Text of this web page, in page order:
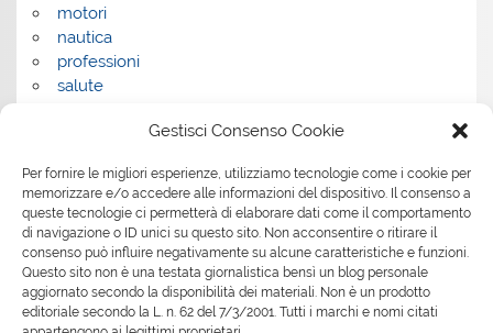
Gestisci Consenso Cookie
Per fornire le migliori esperienze, utilizziamo tecnologie come i cookie per
memorizzare e/o accedere alle informazioni del dispositivo. Il consenso a
queste tecnologie ci permetterà di elaborare dati come il comportamento
di navigazione o ID unici su questo sito. Non acconsentire o ritirare il
consenso può influire negativamente su alcune caratteristiche e funzioni.
Questo sito non è una testata giornalistica bensì un blog personale
aggiornato secondo la disponibilità dei materiali. Non è un prodotto
editoriale secondo la L. n. 62 del 7/3/2001. Tutti i marchi e nomi citati
motori
nautica
professioni
salute
servizi per le aziende
shopping
sport
Tech
tecnologia
travel
Uncategorized